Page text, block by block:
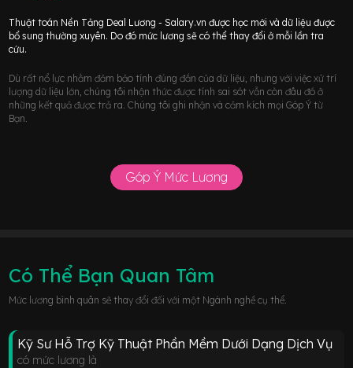
Thuật toán Nền Tảng Deal Lương - Salary.vn được học mới và dữ liệu được
bổ sung thường xuyên. Do đó mức lương sẽ có thể thay đổi ở mỗi lần tra
cứu.
Dù rất nổ lực nhằm đảm bảo tính đúng đắn của dữ liệu, nhưng với việc xử trí
lượng dữ liệu lớn, chúng tôi nhận thức được tính sai sót vẫn còn đâu đó ở
những kết quả được trả ra. Chúng tôi ghi nhận và cảm kích mọi Góp Ý từ
Bạn.
Góp Ý Mức Lương
Có Thể Bạn Quan Tâm
Mức lương bình quân sẽ thay đổi đối với một Ngành nghề cụ thể.
Kỹ Sư Hỗ Trợ Kỹ Thuật Phần Mềm Dưới Dạng Dịch Vụ
có mức lương là